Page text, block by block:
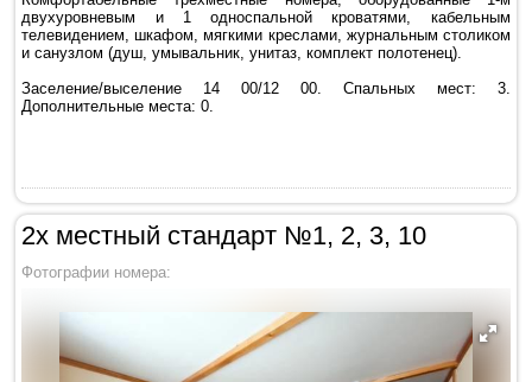
двухуровневым и 1 односпальной кроватями, кабельным
телевидением, шкафом, мягкими креслами, журнальным столиком
и санузлом (душ, умывальник, унитаз, комплект полотенец).
Заселение/выселение 14 00/12 00. Спальных мест: 3.
Дополнительные места: 0.
2х местный стандарт №1, 2, 3, 10
Фотографии номера: